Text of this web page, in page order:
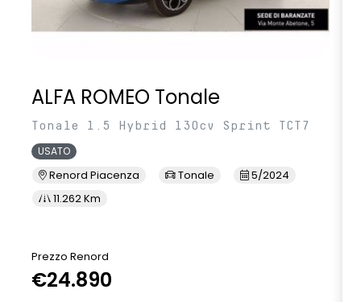
ALFA ROMEO Tonale
Tonale 1.5 Hybrid 130cv Sprint TCT7
USATO
Renord Piacenza Tonale
5/2024
11.262 Km
Prezzo Renord
€24.890